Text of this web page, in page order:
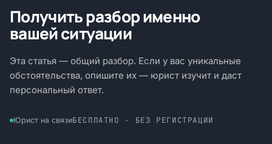
Получить разбор именно
вашей ситуации
Эта статья — общий разбор. Если у вас уникальные
обстоятельства, опишите их — юрист изучит и даст
персональный ответ.
Юрист на связиБЕСПЛАТНО · БЕЗ РЕГИСТРАЦИИ